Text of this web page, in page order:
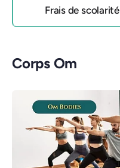
Frais de scolarité
Corps Om